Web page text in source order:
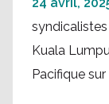
24 avril,
Kuala
Pacifique